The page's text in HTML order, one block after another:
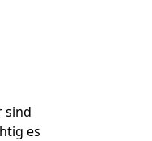
sind
es